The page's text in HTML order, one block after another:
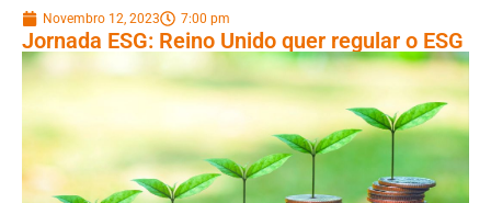
Novembro 12, 2023 7:00 pm
Jornada ESG: Reino Unido quer regular o ESG